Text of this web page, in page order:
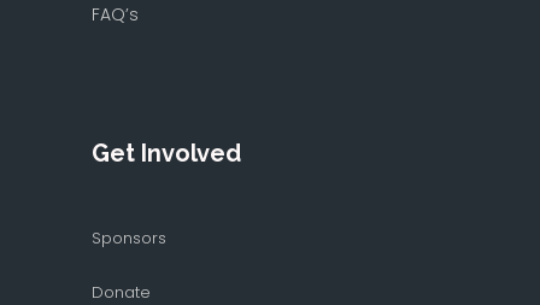
FAQ’s
Get Involved
Sponsors
Donate